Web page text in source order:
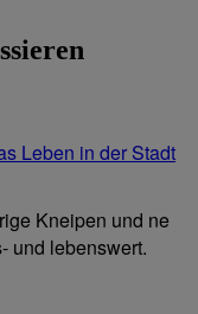
Leben in der Stadt
Kneipen und ne
und lebenswert.